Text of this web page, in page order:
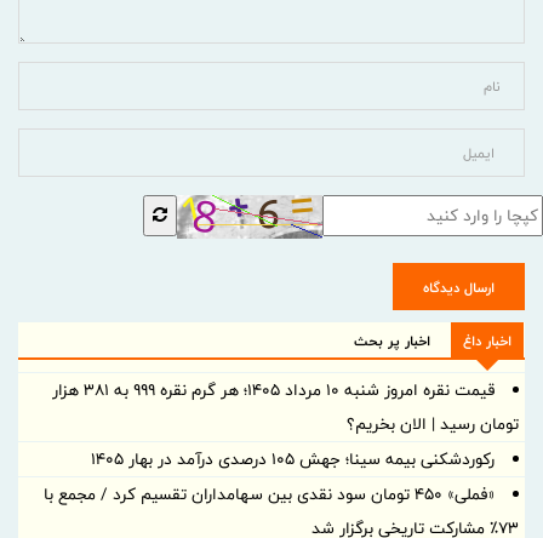
ارسال دیدگاه
اخبار داغ اخبار پر بحث
قیمت نقره امروز شنبه ۱۰ مرداد ۱۴۰۵؛ هر گرم نقره ۹۹۹ به ۳۸۱ هزار
تومان رسید | الان بخریم؟
رکوردشکنی بیمه سینا؛ جهش 105 درصدی درآمد در بهار 1405
«فملی» ۴۵۰ تومان سود نقدی بین سهامداران تقسیم کرد / مجمع با
۷۳٪ مشارکت تاریخی برگزار شد